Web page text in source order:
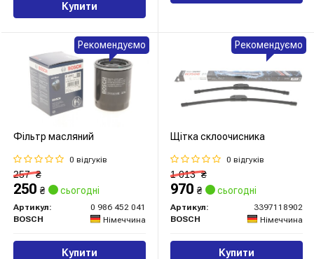
Купити
Фільтр масляний
0 відгуків
257₴
250 ₴ сьогодні
Артикул:
0 986 452 041
BOSCH
Німеччина
Купити
Рекомендуємо
Щітка склоочисника
0 відгуків
1 013₴
970 ₴ сьогодні
Артикул:
3397118902
BOSCH
Німеччина
Купити
Рекомендуємо